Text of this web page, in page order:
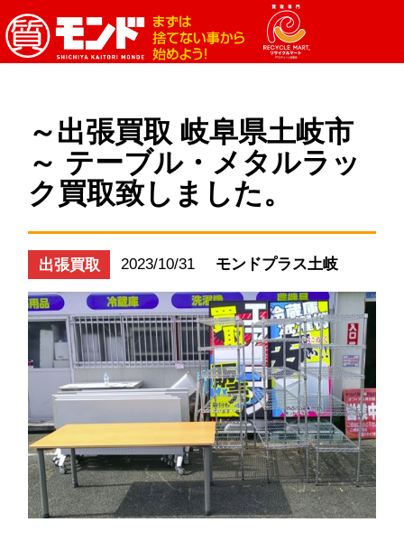
～出張買取 岐阜県土岐市
～ テーブル・メタルラッ
ク買取致しました。
出張買取 2023/10/31 モンドプラス土岐